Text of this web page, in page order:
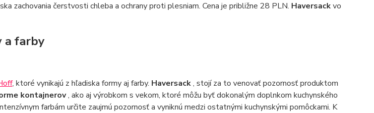
zachovania čerstvosti chleba a ochrany proti plesniam. Cena je približne 28 PLN. Haversackvo
a farby
, ktoré vynikajú z hľadiska formy aj farby. Haversack, stojí za to venovať pozornosť produktom
kontajnerov, ako aj výrobkom s vekom, ktoré môžu byť dokonalým doplnkom kuchynského
farbám určite zaujmú pozornosť a vyniknú medzi ostatnými kuchynskými pomôckami. K